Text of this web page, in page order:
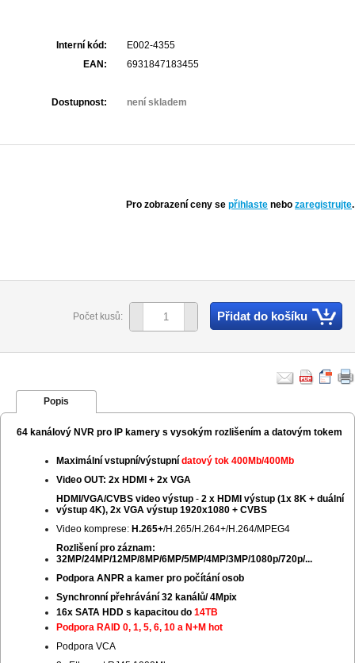
Interní kód:
E002-4355
EAN:
6931847183455
Dostupnost: není skladem
Pro zobrazení ceny se přihlaste nebo zaregistrujte.
Počet kusů: Přidat do košíku
Popis
64 kanálový NVR pro IP kamery s vysokým rozlišením a datovým tokem
Maximální vstupní/výstupní datový tok 400Mb/400Mb
Video OUT: 2x HDMI + 2x VGA
HDMI/VGA/CVBS video výstup - 2 x HDMI výstup (1x 8K + duální
výstup 4K), 2x VGA výstup 1920x1080 + CVBS
Video komprese: H.265+/H.265/H.264+/H.264/MPEG4
Rozlišení pro záznam:
32MP/24MP/12MP/8MP/6MP/5MP/4MP/3MP/1080p/720p/...
Podpora ANPR a kamer pro počítání osob
Synchronní přehrávání 32 kanálů/ 4Mpix
16x SATA HDD s kapacitou do 14TB
Podpora RAID 0, 1, 5, 6, 10 a N+M hot
Podpora VCA